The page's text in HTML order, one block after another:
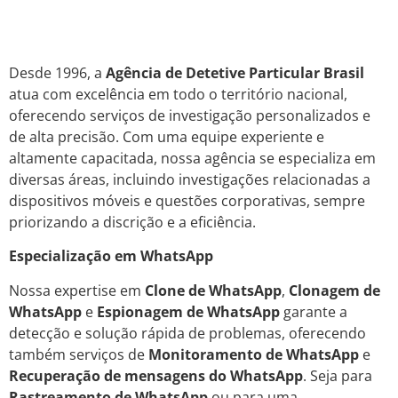
Desde 1996, a Agência de Detetive Particular Brasil
atua com excelência em todo o território nacional,
oferecendo serviços de investigação personalizados e
de alta precisão. Com uma equipe experiente e
altamente capacitada, nossa agência se especializa em
diversas áreas, incluindo investigações relacionadas a
dispositivos móveis e questões corporativas, sempre
priorizando a discrição e a eficiência.
Especialização em WhatsApp
Nossa expertise em Clone de WhatsApp, Clonagem de
WhatsApp e Espionagem de WhatsApp garante a
detecção e solução rápida de problemas, oferecendo
também serviços de Monitoramento de WhatsApp e
Recuperação de mensagens do WhatsApp. Seja para